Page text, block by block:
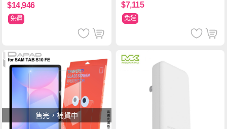
$14,946
免運
$7,115
免運
售完，補貨中